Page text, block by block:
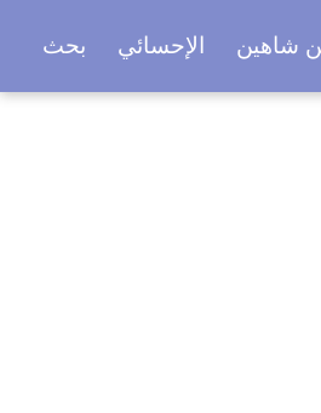
شاهين الإحسائي بحث